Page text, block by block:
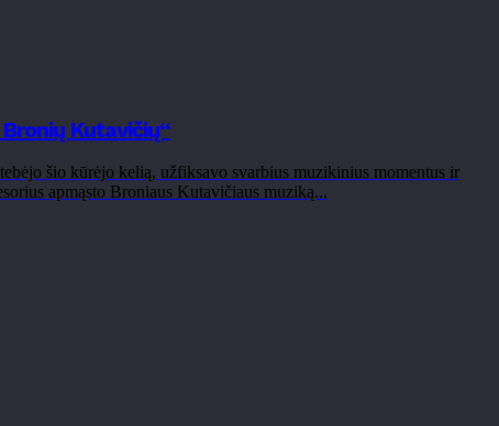
Kutavičių“
šio kūrėjo kelią, užfiksavo svarbius muzikinius momentus ir
apmąsto Broniaus Kutavičiaus muziką...